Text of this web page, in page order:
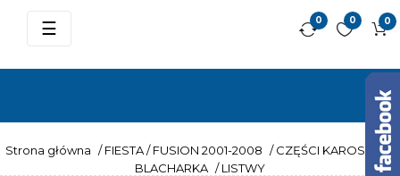
0
0
0
Przełącz
☰
Strona główna / FIESTA / FUSION 2001-2008 / CZĘŚCI KAROSERII –
BLACHARKA / LISTWY